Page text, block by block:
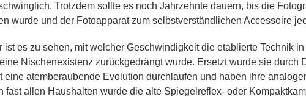
Trotzdem sollte es noch Jahrzehnte dauern, bis die
wurde und der Fotoapparat zum selbstverständlichen Accessoire
ist es zu sehen, mit welcher Geschwindigkeit die etablierte Technik
Nischenexistenz zurückgedrängt wurde. Ersetzt wurde sie durch
eine atemberaubende Evolution durchlaufen und haben ihre
fast allen Haushalten wurde die alte Spiegelreflex- oder